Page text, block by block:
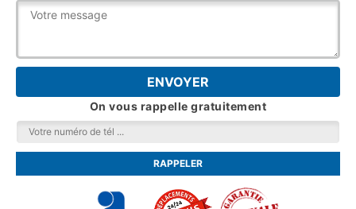
On vous rappelle gratuitement